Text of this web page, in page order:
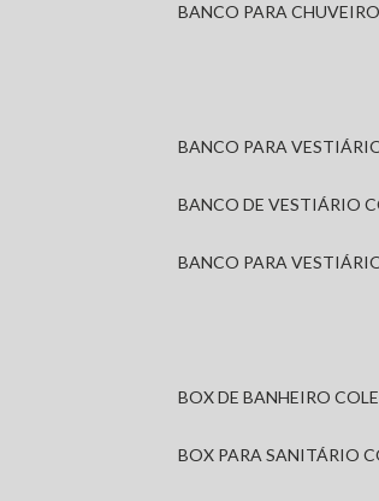
BANCO PARA CHUVEIRO
BANCO PARA
BANCO DE VESTIÁRIO
BANCO PARA
BOX DE BANHEIRO
BOX PARA SANITÁRIO